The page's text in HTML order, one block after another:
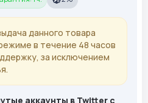
данного товара
в течение 48 часов
за исключением
аккаунты в Twitter с